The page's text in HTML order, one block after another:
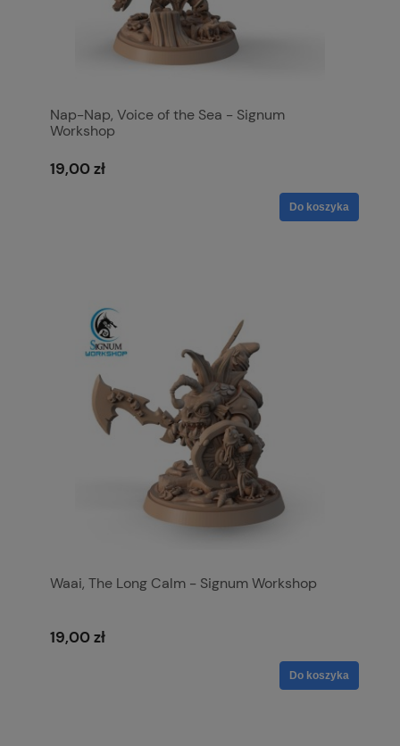
Nap-Nap, Voice of the Sea - Signum
Workshop
19,00 zł
Do koszyka
Waai, The Long Calm - Signum Workshop
19,00 zł
Do koszyka